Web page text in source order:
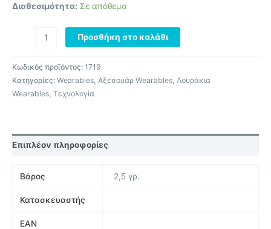
Διαθεσιμότητα: Σε απόθεμα
/
ποσότητα
Προσθήκη στο καλάθι
Κωδικός προϊόντος: 1719
Κατηγορίες: Wearables, Αξεσουάρ Wearables, Λουράκια
Wearables, Τεχνολογία
Επιπλέον πληροφορίες
Βάρος 2,5 γρ.
Κατασκευαστής
EAN